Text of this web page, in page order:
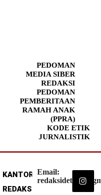
PEDOMAN
MEDIA SIBER
REDAKSI
PEDOMAN
PEMBERITAAN
RAMAH ANAK
(PPRA)
KODE ETIK
JURNALISTIK
KANTOR
REDAKSI
Email: